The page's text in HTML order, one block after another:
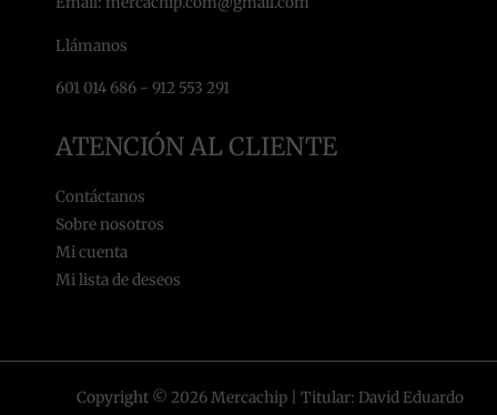
Llámanos
601 014 686 - 912 553 291
ATENCIÓN AL CLIENTE
Contáctanos
Sobre nosotros
Mi cuenta
Mi lista de deseos
Copyright © 2026 Mercachip | Titular: David Eduardo